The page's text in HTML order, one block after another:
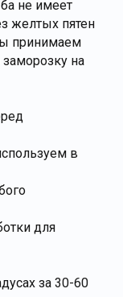
не имеет
желтых пятен
принимаем
на
в
для
за 30-60